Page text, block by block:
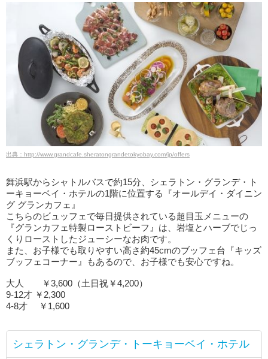
出典：http://www.grandcafe.sheratongrandetokyobay.com/jp/offers
舞浜駅からシャトルバスで約15分、シェラトン・グランデ・ト
ーキョーベイ・ホテルの1階に位置する『オールデイ・ダイニン
グ グランカフェ』
こちらのビュッフェで毎日提供されている超目玉メニューの
『グランカフェ特製ローストビーフ』は、岩塩とハーブでじっ
くりローストしたジューシーなお肉です。
また、お子様でも取りやすい高さ約45cmのブッフェ台『キッズ
ブッフェコーナー』もあるので、お子様でも安心ですね。
大人 ￥3,600（土日祝￥4,200）
9-12才 ￥2,300
4-8才 ￥1,600
シェラトン・グランデ・トーキョーベイ・ホテル